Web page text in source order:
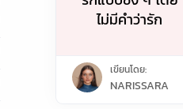
ไม่มีคำว่ารัก
เขียนโดย:
NARISSARA